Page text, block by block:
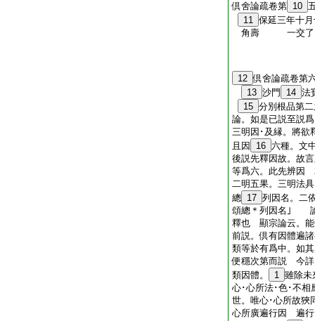
倶舍論疏卷第 10
11 保延三年十
角壽 一交
12 倶舍論疏卷第
13 沙門 14
15 分別根品第
論。如是已説至説
三明因･及縁。將
且因
16 六種。文
後説先釋因故。
等爲六。此先辨因
二明五果。三明法
總 17 列因名。二
頌總＊列因名｣ 論
釋也 顯宗論云。能
前説。倶有因體遍
類等於有爲中。如
便穩次第而説 今詳
類因體。
1 雖除未
心･心所法･色･不
世。唯心･心所故狹
心所廣遍行因 遍行